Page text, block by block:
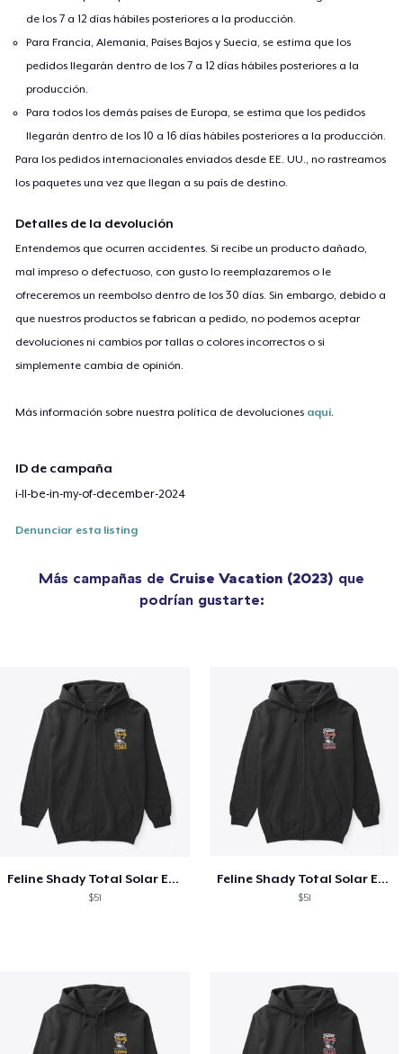
de los 7 a 12 días hábiles posteriores a la producción.
Para Francia, Alemania, Países Bajos y Suecia, se estima que los
pedidos llegarán dentro de los 7 a 12 días hábiles posteriores a la
producción.
Para todos los demás países de Europa, se estima que los pedidos
llegarán dentro de los 10 a 16 días hábiles posteriores a la producción.
Para los pedidos internacionales enviados desde EE. UU., no rastreamos
los paquetes una vez que llegan a su país de destino.
Detalles de la devolución
Entendemos que ocurren accidentes. Si recibe un producto dañado,
mal impreso o defectuoso, con gusto lo reemplazaremos o le
ofreceremos un reembolso dentro de los 30 días. Sin embargo, debido a
que nuestros productos se fabrican a pedido, no podemos aceptar
devoluciones ni cambios por tallas o colores incorrectos o si
simplemente cambia de opinión.
Más información sobre nuestra política de devoluciones aquí.
ID de campaña
i-ll-be-in-my-of-december-2024
Denunciar esta listing
Más campañas de Cruise Vacation (2023) que
podrían gustarte:
Feline Shady Total Solar Eclipse Texas
$51
Feline Shady Total Solar Eclipse Tijuana
$51